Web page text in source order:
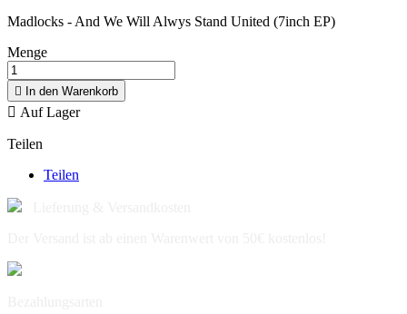
Madlocks - And We Will Alwys Stand United (7inch EP)
Menge
 In den Warenkorb
 Auf Lager
Teilen
Teilen